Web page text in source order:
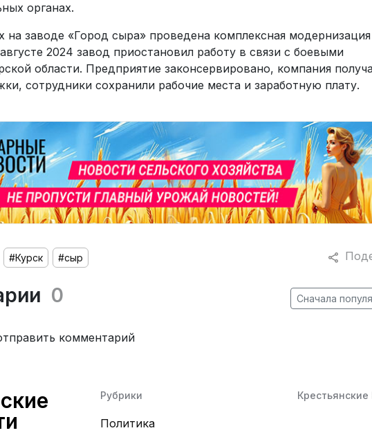
органах.
на заводе «Город сыра» проведена комплексная модернизация
2024 завод приостановил работу в связи с боевыми
области. Предприятие законсервировано, компания
сотрудники сохранили рабочие места и заработную плату.
#Курск #сыр
0 Сначала
комментарий
Рубрики
Политика